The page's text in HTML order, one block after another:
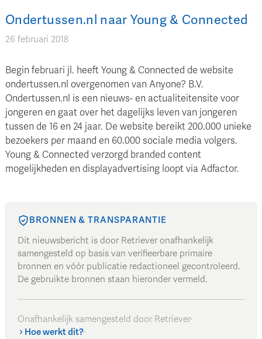
Ondertussen.nl naar Young & Connected
26 februari 2018
Begin februari jl. heeft Young & Connected de website
ondertussen.nl overgenomen van Anyone? B.V.
Ondertussen.nl is een nieuws- en actualiteitensite voor
jongeren en gaat over het dagelijks leven van jongeren
tussen de 16 en 24 jaar. De website bereikt 200.000 unieke
bezoekers per maand en 60.000 sociale media volgers.
Young & Connected verzorgd branded content
mogelijkheden en displayadvertising loopt via Adfactor.
BRONNEN & TRANSPARANTIE
Dit nieuwsbericht is door Retriever onafhankelijk
samengesteld op basis van verifieerbare primaire
bronnen en vóór publicatie redactioneel gecontroleerd.
De gebruikte bronnen staan hieronder vermeld.
Onafhankelijk samengesteld door Retriever·
Hoe werkt dit?·